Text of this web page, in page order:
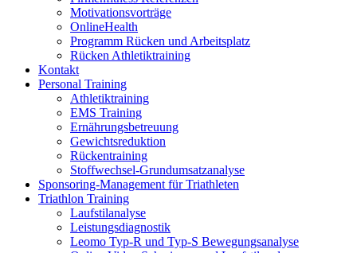
Motivationsvorträge
OnlineHealth
Programm Rücken und Arbeitsplatz
Rücken Athletiktraining
Kontakt
Personal Training
Athletiktraining
EMS Training
Ernährungsbetreuung
Gewichtsreduktion
Rückentraining
Stoffwechsel-Grundumsatzanalyse
Sponsoring-Management für Triathleten
Triathlon Training
Laufstilanalyse
Leistungsdiagnostik
Leomo Typ-R und Typ-S Bewegungsanalyse